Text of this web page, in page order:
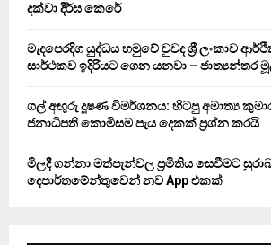
දක්වා දීර්ඝ කෙරේ
මැදපෙරදිග යුද්ධය හමුවේ වුවද ශ්‍රී ලංකාව
සාර්ථකව ඉදිරියට ගෙන යනවා – ජාත්‍යන්තර
ගල් අඟුරු දූෂණ විමර්ශනය: හිටපු අමාත්‍ය
ජනාධිපති කොමිසම පැය දෙකක් ප්‍රශ්න කරයි
මිලදී ගන්නා මත්පැන්වල ප්‍රමිතිය සෙවීමට
දෙපාර්තමේන්තුවෙන් නව App එකක්